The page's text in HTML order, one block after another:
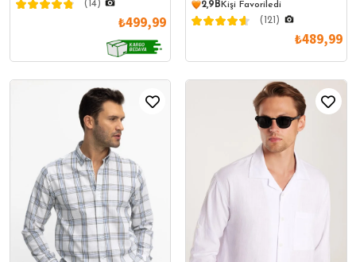
(14)
₺499,99
2,9B Kişi Favoriledi
(121)
₺489,99